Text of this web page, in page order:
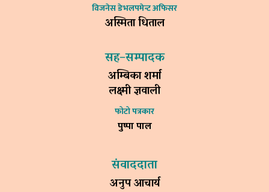
विजनेस डेभलपमेन्ट अफिसर
अस्मिता धिताल
सह–सम्पादक
अम्बिका शर्मा
लक्ष्मी ज्ञवाली
फोटो पत्रकार
पुष्पा पाल
संवाददाता
अनुप आचार्य